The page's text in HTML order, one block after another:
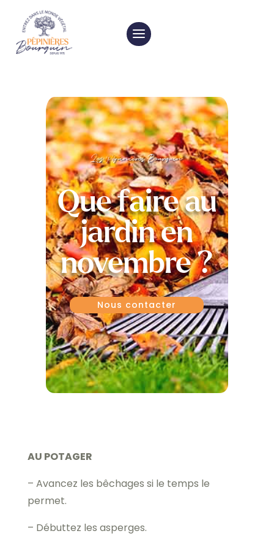
Les Pépinières Bourquin
Que faire au
jardin en
novembre ?
Nous contacter
AU POTAGER
– Avancez les bêchages si le temps le
permet.
– Débuttez les asperges.